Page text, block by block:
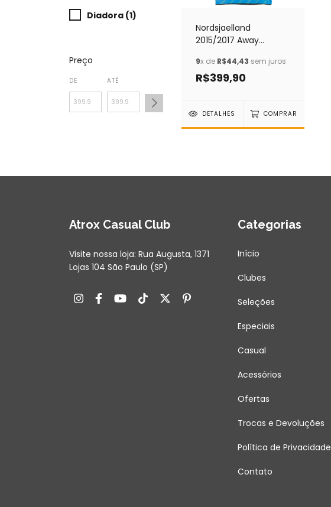
Diadora (1)
Preço
DE ATÉ
Nordsjaelland
2015/2017 Away
9x de R$44,43 sem juros
R$399,90
DETALHES COMPRAR
Atrox Casual Club
Visite nossa loja: Rua Augusta, 1371
Lojas 104 São Paulo (SP)
Categorias
Início
Clubes
Seleções
Especiais
Casual
Acessórios
Ofertas
Trocas e Devoluções
Política de Privacidade
Contato